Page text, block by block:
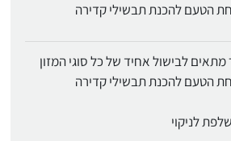
הטעם להכנת תבשילי קדירה
איטי 8 ליטר מתאים לבישול אחיד של כל סוגי המזון
הטעם להכנת תבשילי קדירה
לניקוי